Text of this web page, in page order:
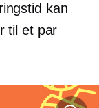
kan
til et par